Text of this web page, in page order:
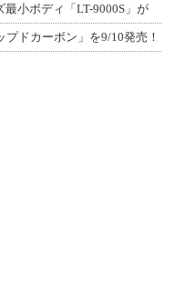
最小ボディ「LT-9000S」が
プドカーボン」を9/10発売！